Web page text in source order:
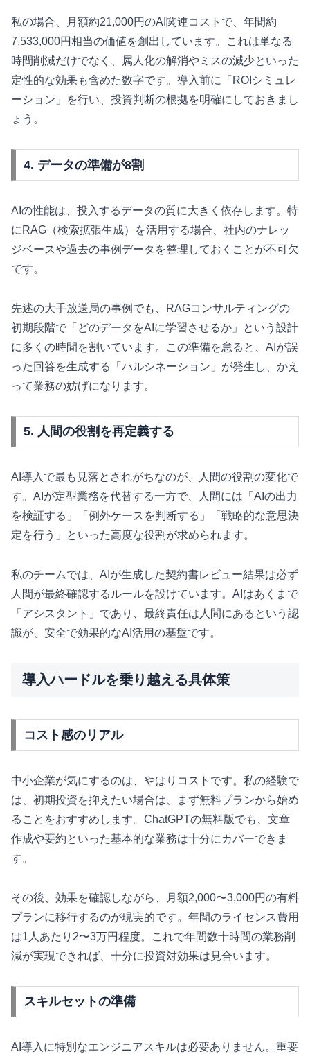
私の場合、月額約21,000円のAI関連コストで、年間約
7,533,000円相当の価値を創出しています。これは単なる
時間削減だけでなく、属人化の解消やミスの減少といった
定性的な効果も含めた数字です。導入前に「ROIシミュレ
ーション」を行い、投資判断の根拠を明確にしておきまし
ょう。
4. データの準備が8割
AIの性能は、投入するデータの質に大きく依存します。特
にRAG（検索拡張生成）を活用する場合、社内のナレッ
ジベースや過去の事例データを整理しておくことが不可欠
です。
先述の大手放送局の事例でも、RAGコンサルティングの
初期段階で「どのデータをAIに学習させるか」という設計
に多くの時間を割いています。この準備を怠ると、AIが誤
った回答を生成する「ハルシネーション」が発生し、かえ
って業務の妨げになります。
5. 人間の役割を再定義する
AI導入で最も見落とされがちなのが、人間の役割の変化で
す。AIが定型業務を代替する一方で、人間には「AIの出力
を検証する」「例外ケースを判断する」「戦略的な意思決
定を行う」といった高度な役割が求められます。
私のチームでは、AIが生成した契約書レビュー結果は必ず
人間が最終確認するルールを設けています。AIはあくまで
「アシスタント」であり、最終責任は人間にあるという認
識が、安全で効果的なAI活用の基盤です。
導入ハードルを乗り越える具体策
コスト感のリアル
中小企業が気にするのは、やはりコストです。私の経験で
は、初期投資を抑えたい場合は、まず無料プランから始め
ることをおすすめします。ChatGPTの無料版でも、文章
作成や要約といった基本的な業務は十分にカバーできま
す。
その後、効果を確認しながら、月額2,000〜3,000円の有料
プランに移行するのが現実的です。年間のライセンス費用
は1人あたり2〜3万円程度。これで年間数十時間の業務削
減が実現できれば、十分に投資対効果は見合います。
スキルセットの準備
AI導入に特別なエンジニアスキルは必要ありません。重要